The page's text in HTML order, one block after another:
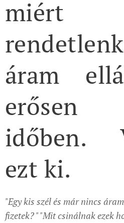
áram
erősen
időben.
ezt ki.
"Egy kis szél és már nincs
fizetek? " "Mit csinálnak ezek